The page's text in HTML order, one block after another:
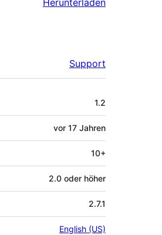
Herunterladen
Support
1.2
vor 17 Jahren
10+
2.0 oder höher
2.7.1
English (US)